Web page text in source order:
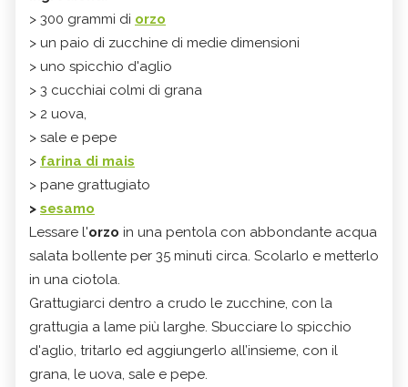
> 300 grammi di orzo
> un paio di zucchine di medie dimensioni
> uno spicchio d'aglio
> 3 cucchiai colmi di grana
> 2 uova,
> sale e pepe
> farina di mais
> pane grattugiato
> sesamo
Lessare l'orzo in una pentola con abbondante acqua
salata bollente per 35 minuti circa. Scolarlo e metterlo
in una ciotola.
Grattugiarci dentro a crudo le zucchine, con la
grattugia a lame più larghe. Sbucciare lo spicchio
d'aglio, tritarlo ed aggiungerlo all’insieme, con il
grana, le uova, sale e pepe.